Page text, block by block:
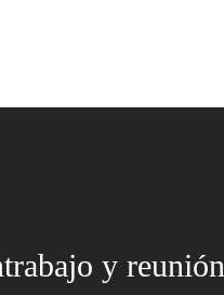
y reunión